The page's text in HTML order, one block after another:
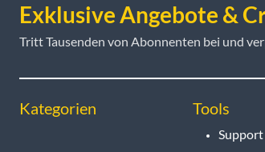
Exklusive Angebote &
Tritt Tausenden von Abonnenten bei und
Kategorien Tools